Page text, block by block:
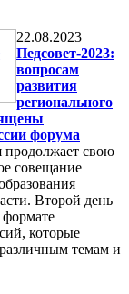
22.08.2023
Педсовет-2023:
вопросам
развития
регионального
форума
свою
совещание
Второй день
которые
темам и